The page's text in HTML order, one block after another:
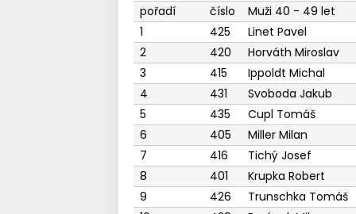
pořadí
číslo
Muži 40 - 49 let
1
425
Linet Pavel
2
420
Horváth Miroslav
3
415
Ippoldt Michal
4
431
Svoboda Jakub
5
435
Cupl Tomáš
6
405
Miller Milan
7
416
Tichý Josef
8
401
Krupka Robert
9
426
Trunschka Tomáš